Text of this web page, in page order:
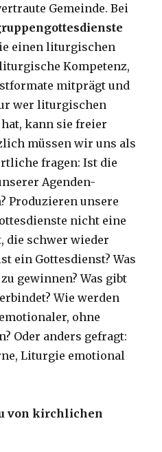
Gemeinde. Bei
einen liturgischen
Kompetenz,
mitprägt und
wer liturgischen
kann sie freier
müssen wir uns als
fragen: Ist die
Agenden-
Produzieren unsere
nicht eine
die schwer wieder
ein Gottesdienst? Was
gewinnen? Was gibt
Wie werden
ohne
Oder anders gefragt:
Liturgie emotional
von kirchlichen